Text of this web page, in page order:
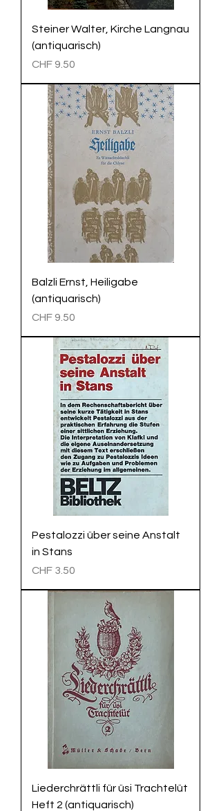
Steiner Walter, Kirche Langnau
(antiquarisch)
Preis
CHF 9.50
Balzli Ernst, Heiligabe
(antiquarisch)
Preis
CHF 9.50
Pestalozzi über seine Anstalt
in Stans
Preis
CHF 3.50
Liederchrättli für üsi Trachtelüt
Heft 2 (antiquarisch)